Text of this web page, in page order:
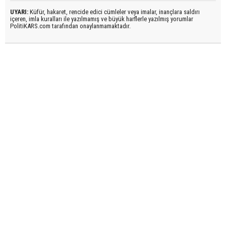
UYARI: Küfür, hakaret, rencide edici cümleler veya imalar, inançlara saldırı
içeren, imla kuralları ile yazılmamış ve büyük harflerle yazılmış yorumlar
PolitiKARS.com tarafından onaylanmamaktadır.